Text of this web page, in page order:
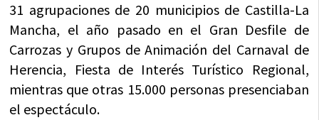
31 agrupaciones de 20 municipios de Castilla-La
Mancha, el año pasado en el Gran Desfile de
Carrozas y Grupos de Animación del Carnaval de
Herencia, Fiesta de Interés Turístico Regional,
mientras que otras 15.000 personas presenciaban
el espectáculo.